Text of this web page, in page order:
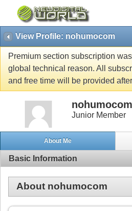
View Profile: nohumocom
Premium section subscription
global technical reason. All
and free time will be provided
nohumocom
Junior Member
About Me
Basic Information
About nohumocom